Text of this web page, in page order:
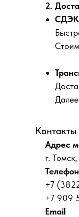
2.
СДЭК
Контакты
Адрес
г.
Телефон
+7
+7 909
Email